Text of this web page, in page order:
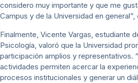
considero muy importante y que me
Campus y de la Universidad en
Finalmente, Vicente Vargas, estudiante
Psicología, valoró que la Universidad
participación amplios y representativos.
actividades permiten acercar la
procesos institucionales y generar un